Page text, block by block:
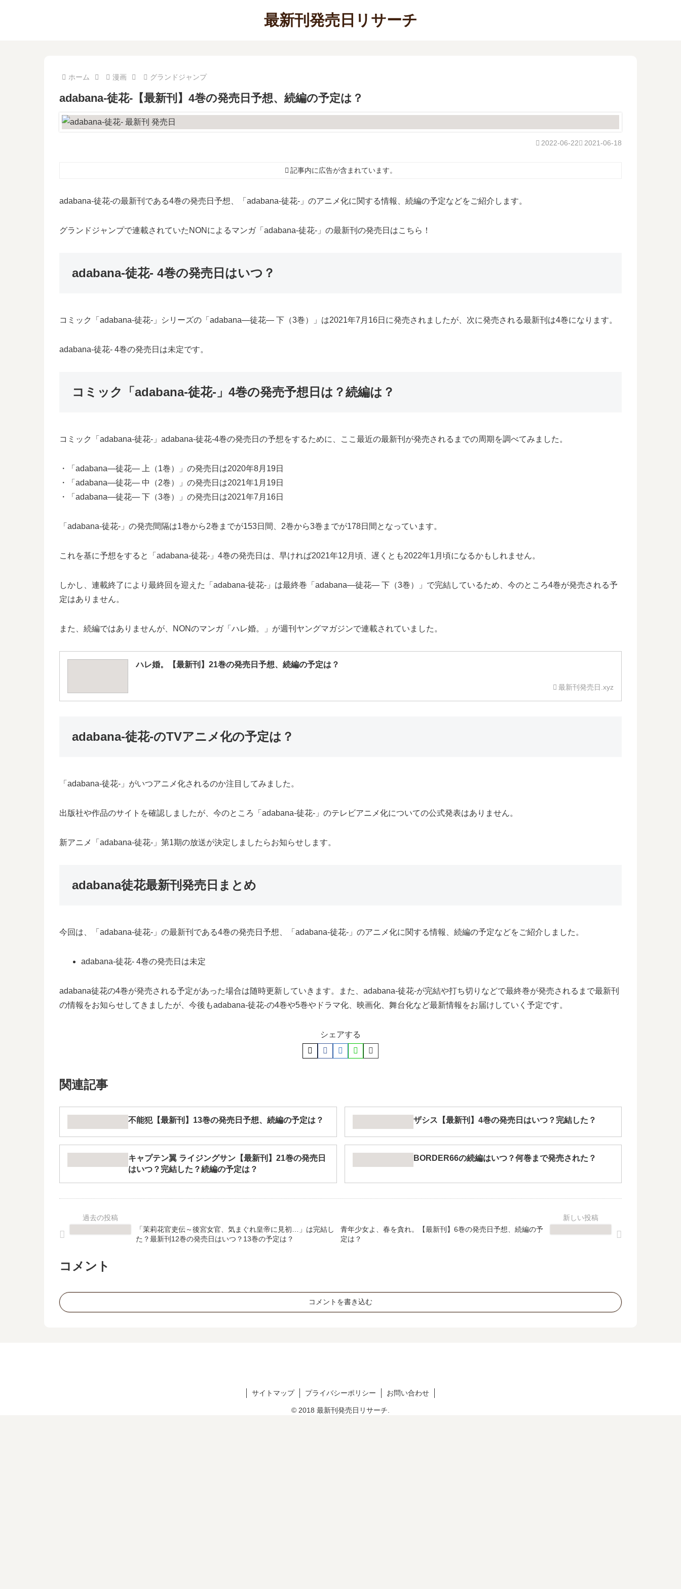
最新刊発売日リサーチ
ホーム 漫画 グランドジャンプ
adabana-徒花-【最新刊】4巻の発売日予想、続編の予定は？
2021-06-18
2022-06-22
記事内に広告が含まれています。
adabana-徒花-の最新刊である4巻の発売日予想、「adabana-徒花-」のアニメ化に関する情報、続編の予定などをご紹介します。
グランドジャンプで連載されていたNONによるマンガ「adabana-徒花-」の最新刊の発売日はこちら！
adabana-徒花- 4巻の発売日はいつ？
コミック「adabana-徒花-」シリーズの「adabana―徒花― 下（3巻）」は2021年7月16日に発売されましたが、次に発売される最新刊は4巻になります。
adabana-徒花- 4巻の発売日は未定です。
コミック「adabana-徒花-」4巻の発売予想日は？続編は？
コミック「adabana-徒花-」adabana-徒花-4巻の発売日の予想をするために、ここ最近の最新刊が発売されるまでの周期を調べてみました。
・「adabana―徒花― 上（1巻）」の発売日は2020年8月19日
・「adabana―徒花― 中（2巻）」の発売日は2021年1月19日
・「adabana―徒花― 下（3巻）」の発売日は2021年7月16日
「adabana-徒花-」の発売間隔は1巻から2巻までが153日間、2巻から3巻までが178日間となっています。
これを基に予想をすると「adabana-徒花-」4巻の発売日は、早ければ2021年12月頃、遅くとも2022年1月頃になるかもしれません。
しかし、連載終了により最終回を迎えた「adabana-徒花-」は最終巻「adabana―徒花― 下（3巻）」で完結しているため、今のところ4巻が発売される予
定はありません。
また、続編ではありませんが、NONのマンガ「ハレ婚。」が週刊ヤングマガジンで連載されていました。
ハレ婚。【最新刊】21巻の発売日予想、続編の予定は？
最新刊発売日.xyz
adabana-徒花-のTVアニメ化の予定は？
「adabana-徒花-」がいつアニメ化されるのか注目してみました。
出版社や作品のサイトを確認しましたが、今のところ「adabana-徒花-」のテレビアニメ化についての公式発表はありません。
新アニメ「adabana-徒花-」第1期の放送が決定しましたらお知らせします。
adabana徒花最新刊発売日まとめ
今回は、「adabana-徒花-」の最新刊である4巻の発売日予想、「adabana-徒花-」のアニメ化に関する情報、続編の予定などをご紹介しました。
adabana-徒花- 4巻の発売日は未定
adabana徒花の4巻が発売される予定があった場合は随時更新していきます。また、adabana-徒花-が完結や打ち切りなどで最終巻が発売されるまで最新刊
の情報をお知らせしてきましたが、今後もadabana-徒花-の4巻や5巻やドラマ化、映画化、舞台化など最新情報をお届けしていく予定です。
シェアする
関連記事
不能犯【最新刊】13巻の発売日予想、続編の予定は？ ザシス【最新刊】4巻の発売日はいつ？完結した？
キャプテン翼 ライジングサン【最新刊】21巻の発売日
はいつ？完結した？続編の予定は？
BORDER66の続編はいつ？何巻まで発売された？
「茉莉花官吏伝～後宮女官、気まぐれ皇帝に見初…」は完結し
た？最新刊12巻の発売日はいつ？13巻の予定は？
青年少女よ、春を貪れ。【最新刊】6巻の発売日予想、続編の予
定は？
コメント
コメントを書き込む
サイトマップ プライバシーポリシー お問い合わせ
© 2018 最新刊発売日リサーチ.